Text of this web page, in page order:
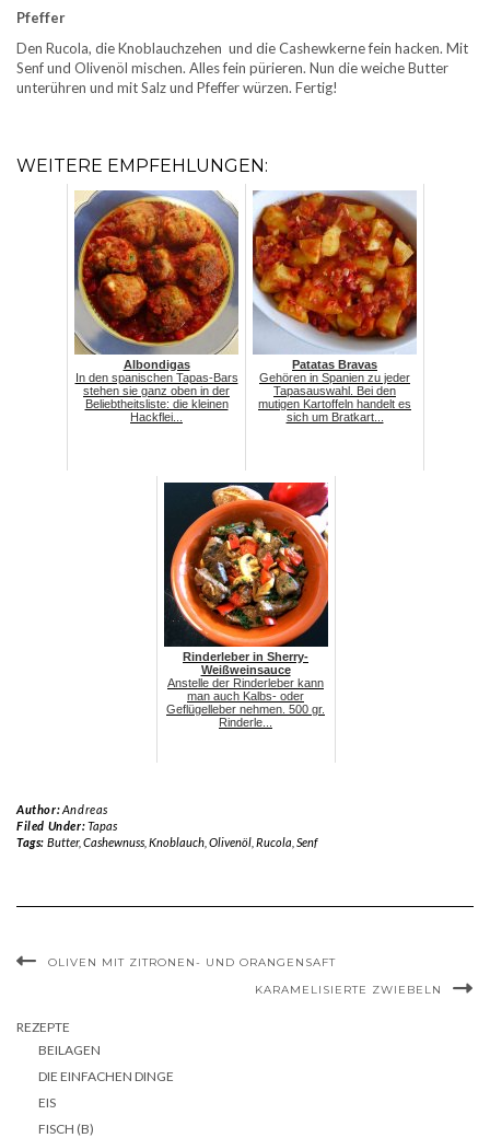
Pfeffer
Den Rucola, die Knoblauchzehen und die Cashewkerne fein hacken. Mit
Senf und Olivenöl mischen. Alles fein pürieren. Nun die weiche Butter
unterühren und mit Salz und Pfeffer würzen. Fertig!
WEITERE EMPFEHLUNGEN:
Albondigas
In den spanischen Tapas-Bars
stehen sie ganz oben in der
Beliebtheitsliste: die kleinen
Hackflei...
Patatas Bravas
Gehören in Spanien zu jeder
Tapasauswahl. Bei den
mutigen Kartoffeln handelt es
sich um Bratkart...
Rinderleber in Sherry-
Weißweinsauce
Anstelle der Rinderleber kann
man auch Kalbs- oder
Geflügelleber nehmen. 500 gr.
Rinderle...
Author:Andreas
Filed Under:Tapas
Tags: Butter, Cashewnuss, Knoblauch, Olivenöl, Rucola Senf
OLIVEN MIT ZITRONEN- UND ORANGENSAFT
KARAMELISIERTE ZWIEBELN
REZEPTE
BEILAGEN
DIE EINFACHEN DINGE
EIS
FISCH (B)